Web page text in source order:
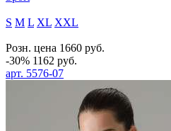
S M L XL XXL
Розн. цена 1660 руб.
-30% 1162 руб.
арт. 5576-07